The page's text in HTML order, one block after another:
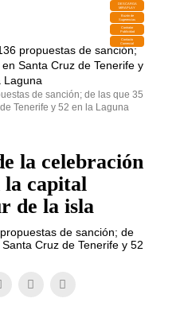
DESCARGA
MIRAPLAY
Buzón de
Sugerencias
Contratar
Publicidad
Contacto
Comercial
de sanción; de las que 35
Tenerife y 52 en la Laguna
la celebración
la capital
de la isla
de sanción; de
Cruz de Tenerife y 52